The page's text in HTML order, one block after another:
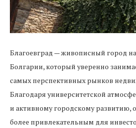
Благоевград — живописный город
Болгарии, который уверенно
самых перспективных рынков
Благодаря университетской
и активному городскому развитию,
более привлекательным для